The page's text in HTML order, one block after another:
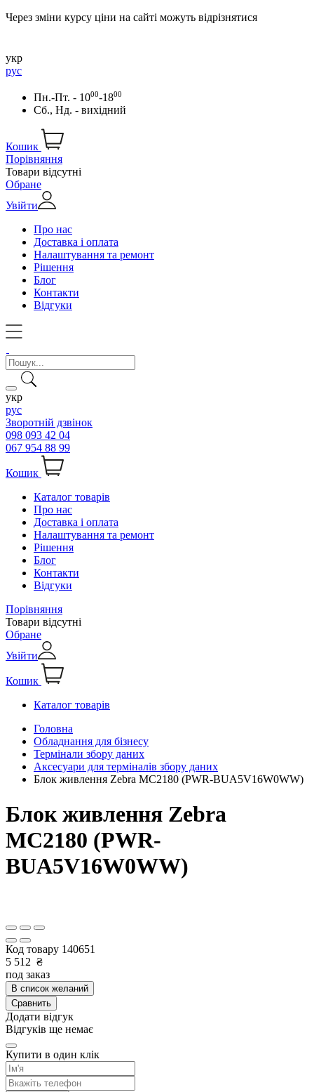
Через зміни курсу ціни на сайті можуть відрізнятися
укр
рус
Пн.-Пт. - 1000-1800
Сб., Нд. - вихідний
Кошик
Порівняння
Товари відсутні
Обране
Увійти
Про нас
Доставка і оплата
Налаштування та ремонт
Рішення
Блог
Контакти
Відгуки
укр
рус
Зворотній дзвінок
098 093 42 04
067 954 88 99
Кошик
Каталог товарів
Про нас
Доставка і оплата
Налаштування та ремонт
Рішення
Блог
Контакти
Відгуки
Порівняння
Товари відсутні
Обране
Увійти
Кошик
Каталог товарів
Головна
Обладнання для бізнесу
Термінали збору даних
Аксесуари для терміналів збору даних
Блок живлення Zebra MC2180 (PWR-BUA5V16W0WW)
Блок живлення Zebra
MC2180 (PWR-
BUA5V16W0WW)
Код товару 140651
5 512 ₴
под заказ
В список желаний
Сравнить
Додати відгук
Відгуків ще немає
Купити в один клік